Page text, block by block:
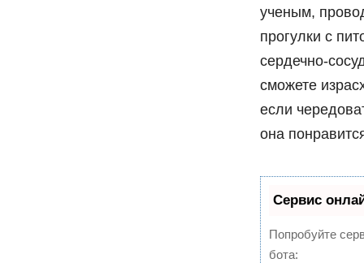
ученым,
прогулки с
сердечно-
сможете
если
она
Сервис
Попробуйте
бота: